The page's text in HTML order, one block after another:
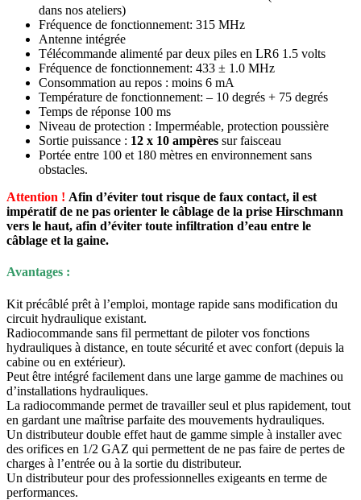
dans nos ateliers)
Fréquence de fonctionnement: 315 MHz
Antenne intégrée
Télécommande alimenté par deux piles en LR6 1.5 volts
Fréquence de fonctionnement: 433 ± 1.0 MHz
Consommation au repos : moins 6 mA
Température de fonctionnement: – 10 degrés + 75 degrés
Temps de réponse 100 ms
Niveau de protection : Imperméable, protection poussière
Sortie puissance : 12 x 10 ampères sur faisceau
Portée entre 100 et 180 mètres en environnement sans
obstacles.
Attention ! Afin d’éviter tout risque de faux contact, il est
impératif de ne pas orienter le câblage de la prise Hirschmann
vers le haut, afin d’éviter toute infiltration d’eau entre le
câblage et la gaine.
Avantages :
Kit précâblé prêt à l’emploi, montage rapide sans modification du
circuit hydraulique existant.
Radiocommande sans fil permettant de piloter vos fonctions
hydrauliques à distance, en toute sécurité et avec confort (depuis la
cabine ou en extérieur).
Peut être intégré facilement dans une large gamme de machines ou
d’installations hydrauliques.
La radiocommande permet de travailler seul et plus rapidement, tout
en gardant une maîtrise parfaite des mouvements hydrauliques.
Un distributeur double effet haut de gamme simple à installer avec
des orifices en 1/2 GAZ qui permettent de ne pas faire de pertes de
charges à l’entrée ou à la sortie du distributeur.
Un distributeur pour des professionnelles exigeants en terme de
performances.